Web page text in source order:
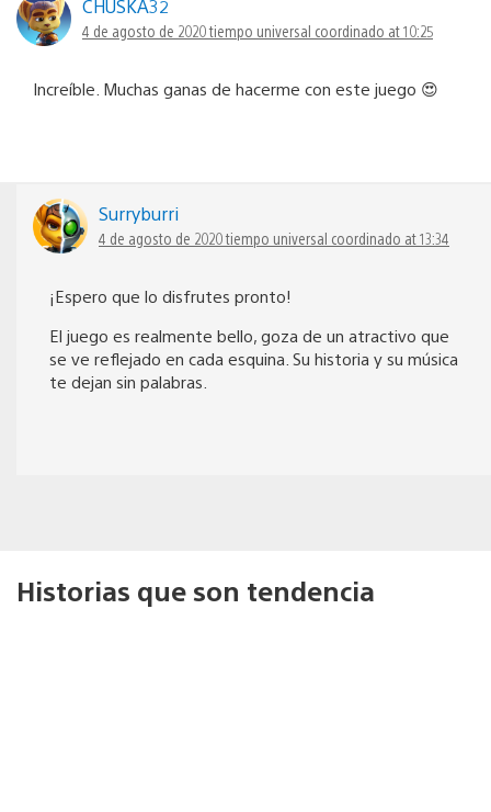
CHUSKA32
4 de agosto de 2020 tiempo universal coordinado at 10:25
Increíble. Muchas ganas de hacerme con este juego 😍
Surryburri
4 de agosto de 2020 tiempo universal coordinado at 13:34
¡Espero que lo disfrutes pronto!
El juego es realmente bello, goza de un atractivo que
se ve reflejado en cada esquina. Su historia y su música
te dejan sin palabras.
Historias que son tendencia